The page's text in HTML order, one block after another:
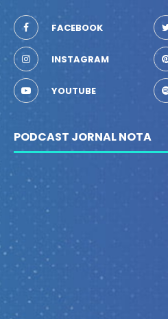
FACEBOOK
INSTAGRAM
YOUTUBE
PODCAST JORNAL NOTA